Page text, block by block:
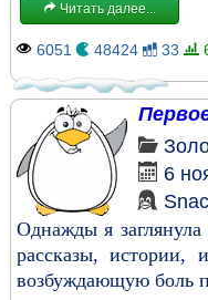
Читать далее...
6051 48424 33
6
Однажды я
рассказы, истории,
возбуждающую боль